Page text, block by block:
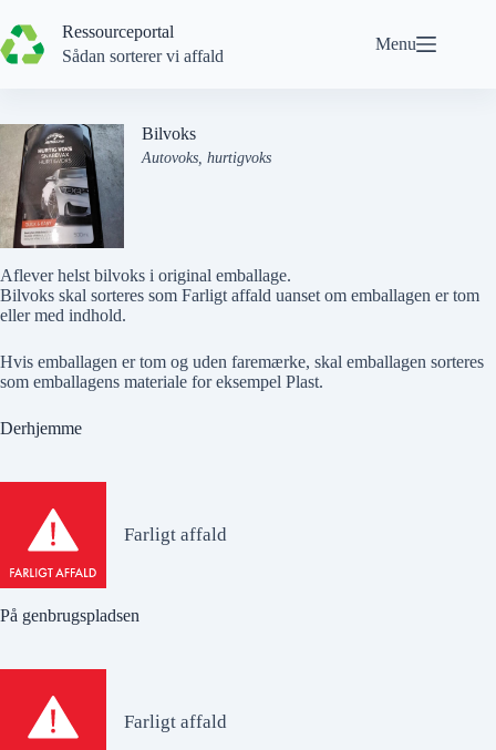
til
indhold
Ressourceportal
Sådan sorterer vi affald
Menu
Bilvoks
Autovoks, hurtigvoks
Aflever helst bilvoks i original emballage.
Bilvoks skal sorteres som Farligt affald uanset om emballagen er tom
eller med indhold.
Hvis emballagen er tom og uden faremærke, skal emballagen sorteres
som emballagens materiale for eksempel Plast.
Derhjemme
Farligt affald
På genbrugspladsen
Farligt affald